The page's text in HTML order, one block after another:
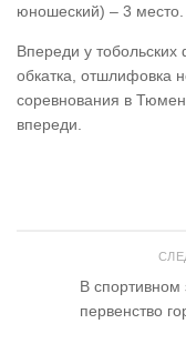
юношеский) – 3 место.
Впереди у
обкатка, отшлифовка
соревнования в
впереди.
В спортивном
первенство